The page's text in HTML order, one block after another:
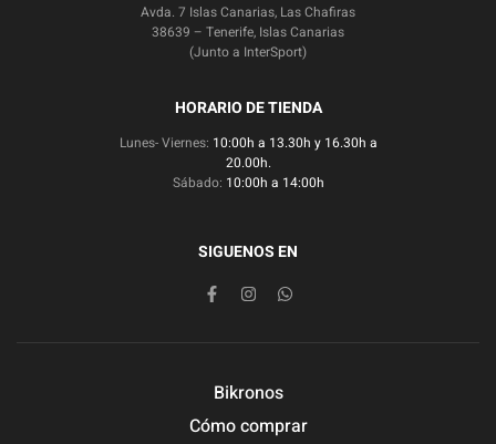
Avda. 7 Islas Canarias, Las Chafiras
38639 – Tenerife, Islas Canarias
(Junto a InterSport)
HORARIO DE TIENDA
Lunes- Viernes: 10:00h a 13.30h y 16.30h a
20.00h.
Sábado: 10:00h a 14:00h
SIGUENOS EN
Bikronos
Cómo comprar